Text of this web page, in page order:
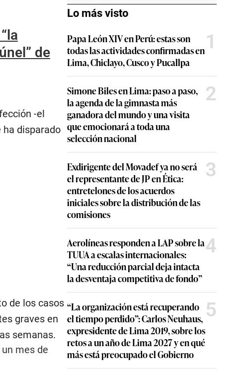
de
-el
disparado
de los casos
graves en
semanas.
mes de
Lo más visto
Papa León XIV en Perú: estas son
todas las actividades confirmadas en
Lima, Chiclayo, Cusco y Pucallpa
1
Simone Biles en Lima: paso a paso,
la agenda de la gimnasta más
ganadora del mundo y una visita
que emocionará a toda una
selección nacional
2
Exdirigente del Movadef ya no será
el representante de JP en Ética:
entretelones de los acuerdos
iniciales sobre la distribución de las
comisiones
3
Aerolíneas responden a LAP sobre la
TUUA a escalas internacionales:
“Una reducción parcial deja intacta
la desventaja competitiva de fondo”
4
“La organización está recuperando
el tiempo perdido”: Carlos Neuhaus,
expresidente de Lima 2019, sobre los
retos a un año de Lima 2027 y en qué
más está preocupado el Gobierno
5